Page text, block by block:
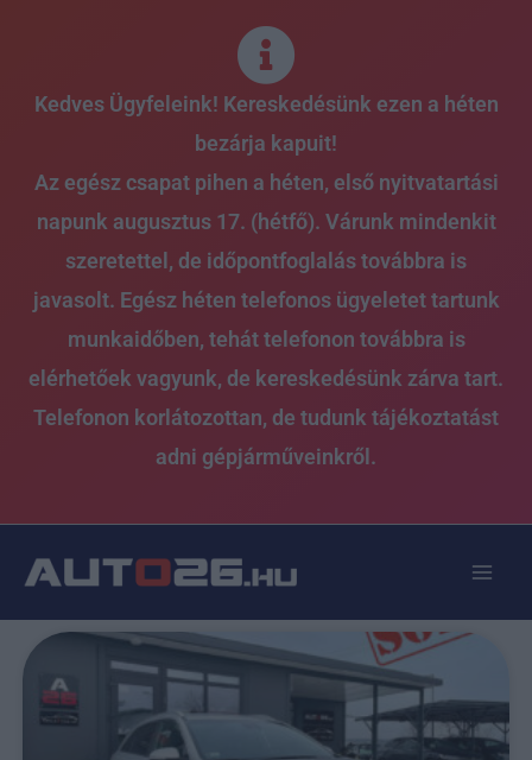
Kedves Ügyfeleink! Kereskedésünk ezen a héten
bezárja kapuit!
Az egész csapat pihen a héten, első nyitvatartási
napunk augusztus 17. (hétfő). Várunk mindenkit
szeretettel, de időpontfoglalás továbbra is
javasolt. Egész héten telefonos ügyeletet tartunk
munkaidőben, tehát telefonon továbbra is
elérhetőek vagyunk, de kereskedésünk zárva tart.
Telefonon korlátozottan, de tudunk tájékoztatást
adni gépjárműveinkről.